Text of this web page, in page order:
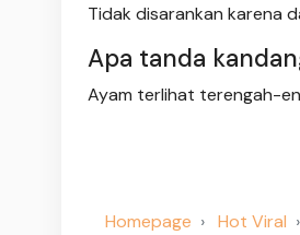
Tidak disarankan karena
Apa tanda
Ayam terlihat terengah-
Homepage Hot Viral